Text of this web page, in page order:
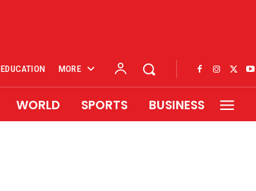
EDUCATION MORE
WORLD SPORTS BUSINESS